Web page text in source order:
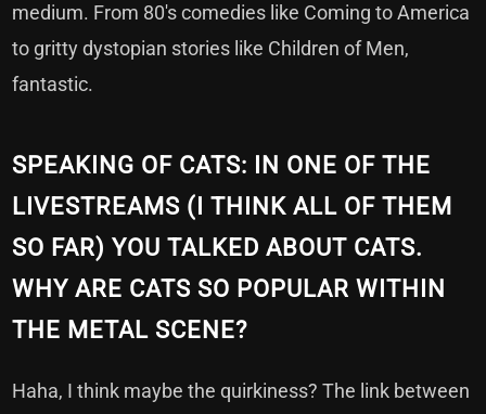
medium. From 80's comedies like Coming to America
to gritty dystopian stories like Children of Men,
fantastic.
SPEAKING OF CATS: IN ONE OF THE
LIVESTREAMS (I THINK ALL OF THEM
SO FAR) YOU TALKED ABOUT CATS.
WHY ARE CATS SO POPULAR WITHIN
THE METAL SCENE?
Haha, I think maybe the quirkiness? The link between